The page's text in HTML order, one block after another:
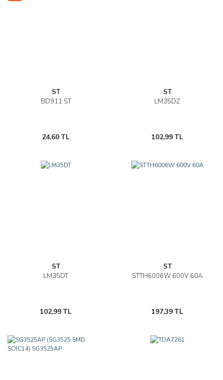
ST
BD911 ST
24,60 TL
ST
LM35DZ
102,99 TL
ST
LM35DT
102,99 TL
ST
STTH6006W 600V 60A
197,39 TL